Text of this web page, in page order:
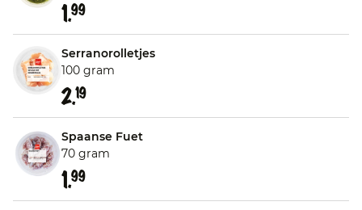
1.99
Serranorolletjes
100 gram
2.19
Spaanse Fuet
70 gram
1.99